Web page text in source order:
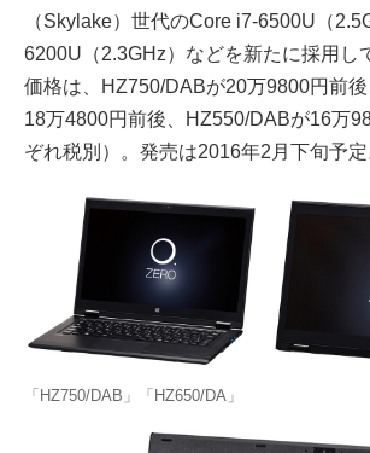
（Skylake）世代のCore i7-6500U（
6200U（2.3GHz）などを新たに採用し
価格は、HZ750/DABが20万9800円前
18万4800円前後、HZ550/DABが16万
ぞれ税別）。発売は2016年2月下旬予定
「HZ750/DAB」「HZ650/DA」